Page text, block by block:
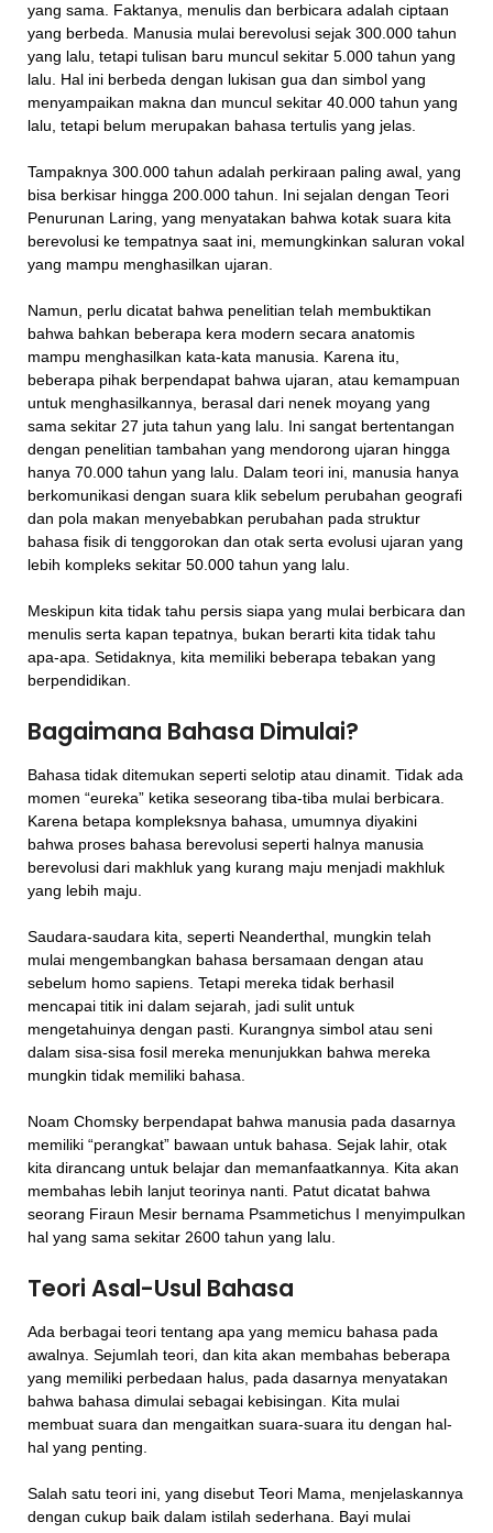
yang sama. Faktanya, menulis dan berbicara adalah ciptaan
yang berbeda. Manusia mulai berevolusi sejak 300.000 tahun
yang lalu, tetapi tulisan baru muncul sekitar 5.000 tahun yang
lalu. Hal ini berbeda dengan lukisan gua dan simbol yang
menyampaikan makna dan muncul sekitar 40.000 tahun yang
lalu, tetapi belum merupakan bahasa tertulis yang jelas.
Tampaknya 300.000 tahun adalah perkiraan paling awal, yang
bisa berkisar hingga 200.000 tahun. Ini sejalan dengan Teori
Penurunan Laring, yang menyatakan bahwa kotak suara kita
berevolusi ke tempatnya saat ini, memungkinkan saluran vokal
yang mampu menghasilkan ujaran.
Namun, perlu dicatat bahwa penelitian telah membuktikan
bahwa bahkan beberapa kera modern secara anatomis
mampu menghasilkan kata-kata manusia. Karena itu,
beberapa pihak berpendapat bahwa ujaran, atau kemampuan
untuk menghasilkannya, berasal dari nenek moyang yang
sama sekitar 27 juta tahun yang lalu. Ini sangat bertentangan
dengan penelitian tambahan yang mendorong ujaran hingga
hanya 70.000 tahun yang lalu. Dalam teori ini, manusia hanya
berkomunikasi dengan suara klik sebelum perubahan geografi
dan pola makan menyebabkan perubahan pada struktur
bahasa fisik di tenggorokan dan otak serta evolusi ujaran yang
lebih kompleks sekitar 50.000 tahun yang lalu.
Meskipun kita tidak tahu persis siapa yang mulai berbicara dan
menulis serta kapan tepatnya, bukan berarti kita tidak tahu
apa-apa. Setidaknya, kita memiliki beberapa tebakan yang
berpendidikan.
Bagaimana Bahasa Dimulai?
Bahasa tidak ditemukan seperti selotip atau dinamit. Tidak ada
momen “eureka” ketika seseorang tiba-tiba mulai berbicara.
Karena betapa kompleksnya bahasa, umumnya diyakini
bahwa proses bahasa berevolusi seperti halnya manusia
berevolusi dari makhluk yang kurang maju menjadi makhluk
yang lebih maju.
Saudara-saudara kita, seperti Neanderthal, mungkin telah
mulai mengembangkan bahasa bersamaan dengan atau
sebelum homo sapiens. Tetapi mereka tidak berhasil
mencapai titik ini dalam sejarah, jadi sulit untuk
mengetahuinya dengan pasti. Kurangnya simbol atau seni
dalam sisa-sisa fosil mereka menunjukkan bahwa mereka
mungkin tidak memiliki bahasa.
Noam Chomsky berpendapat bahwa manusia pada dasarnya
memiliki “perangkat” bawaan untuk bahasa. Sejak lahir, otak
kita dirancang untuk belajar dan memanfaatkannya. Kita akan
membahas lebih lanjut teorinya nanti. Patut dicatat bahwa
seorang Firaun Mesir bernama Psammetichus I menyimpulkan
hal yang sama sekitar 2600 tahun yang lalu.
Teori Asal-Usul Bahasa
Ada berbagai teori tentang apa yang memicu bahasa pada
awalnya. Sejumlah teori, dan kita akan membahas beberapa
yang memiliki perbedaan halus, pada dasarnya menyatakan
bahwa bahasa dimulai sebagai kebisingan. Kita mulai
membuat suara dan mengaitkan suara-suara itu dengan hal-
hal yang penting.
Salah satu teori ini, yang disebut Teori Mama, menjelaskannya
dengan cukup baik dalam istilah sederhana. Bayi mulai